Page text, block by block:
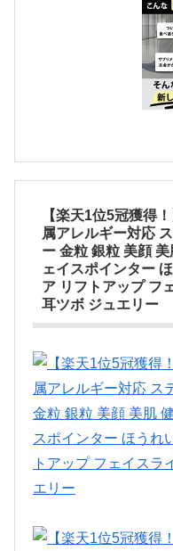
【楽天1位5冠獲得
属アレルギー対応
ー 金粒 銀粒 美顔
ェイスポインター
ア リフトアップ フ
耳ツボ ジュエリー